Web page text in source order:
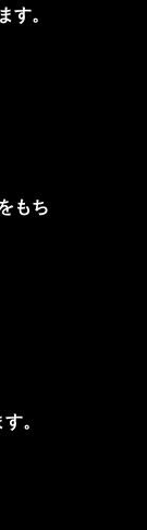
す。
もち
。